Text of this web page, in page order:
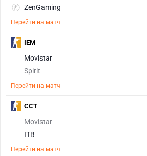
ZenGaming
Перейти на матч
Movistar
Spirit
Перейти на матч
IEM
Movistar
ITB
Перейти на матч
CCT